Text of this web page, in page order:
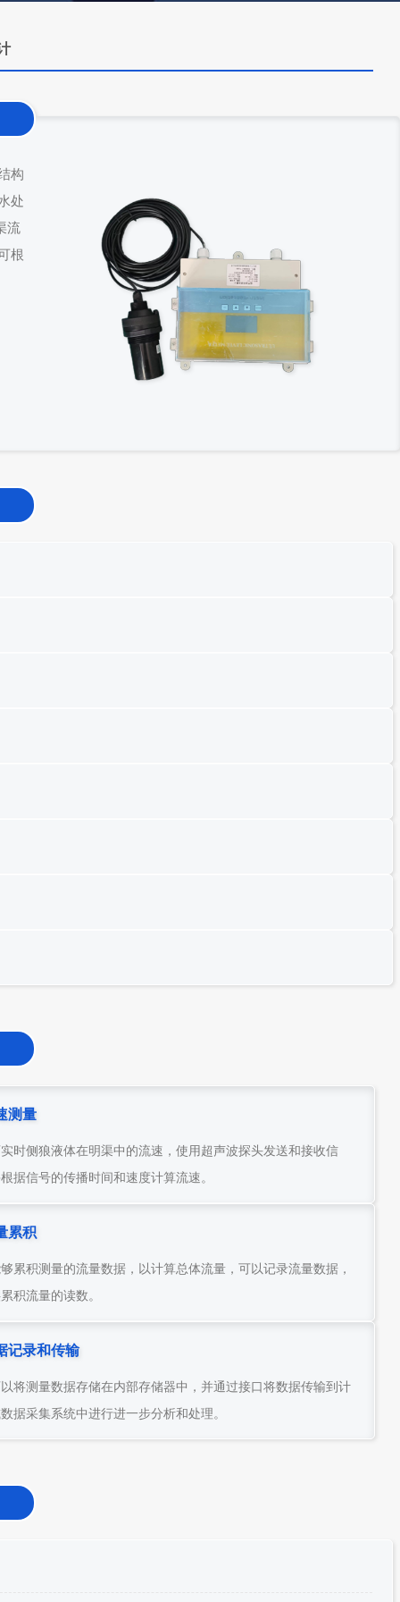
构
处
流
根
测量
时侧狼液体在明渠中的流速，使用超声波探头发送和接收信
据信号的传播时间和速度计算流速。
累积
累积测量的流量数据，以计算总体流量，可以记录流量数据，
积流量的读数。
记录和传输
将测量数据存储在内部存储器中，并通过接口将数据传输到计
据采集系统中进行进一步分析和处理。